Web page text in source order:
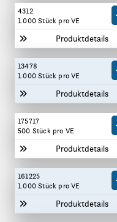
4312
1.000 Stück pro VE
Produktdetails
13478
1.000 Stück pro VE
Produktdetails
175717
500 Stückpro VE
Produktdetails
161225
1.000 Stück pro VE
Produktdetails